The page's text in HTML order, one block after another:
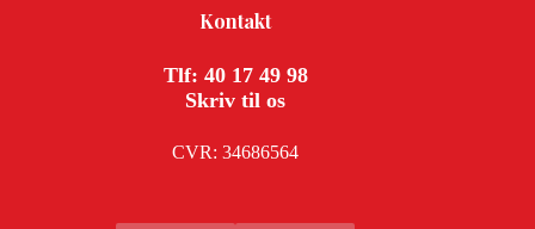
Kontakt
Tlf: 40 17 49 98
Skriv til os
CVR: 34686564